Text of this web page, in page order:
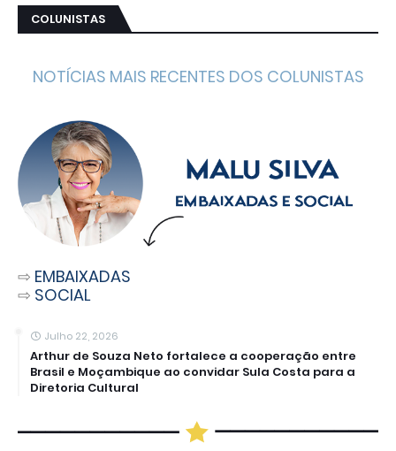
COLUNISTAS
NOTÍCIAS MAIS RECENTES DOS COLUNISTAS
⇨ EMBAIXADAS
⇨ SOCIAL
Julho 22, 2026
Arthur de Souza Neto fortalece a cooperação entre
Brasil e Moçambique ao convidar Sula Costa para a
Diretoria Cultural